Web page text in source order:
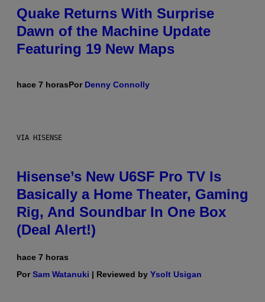
Quake Returns With Surprise
Dawn of the Machine Update
Featuring 19 New Maps
hace 7 horasPor Denny Connolly
VIA HISENSE
Hisense’s New U6SF Pro TV Is
Basically a Home Theater, Gaming
Rig, And Soundbar In One Box
(Deal Alert!)
hace 7 horas
PorSam Watanuki | Reviewed by Ysolt Usigan